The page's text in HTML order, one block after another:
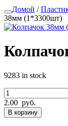
Домой /
38мм (1*3300шт)
9283 in stock
2.00 руб.
В корзину